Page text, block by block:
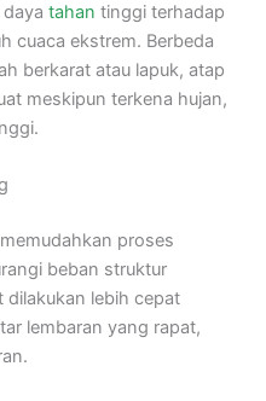
dayatahan tinggi terhadap
cuaca ekstrem. Berbeda
berkarat atau lapuk, atap
meskipun terkena hujan,
memudahkan proses
beban struktur
dilakukan lebih cepat
lembaran yang rapat,